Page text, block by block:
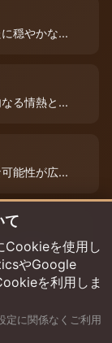
穏やかな...
る情熱と...
能性が広...
に満ちた...
て
Cookieを使用し
やGoogle
を利用しま
定に関係なくご利用